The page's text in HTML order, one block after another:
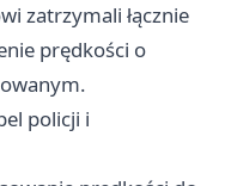
zatrzymali łącznie
prędkości o
policji i